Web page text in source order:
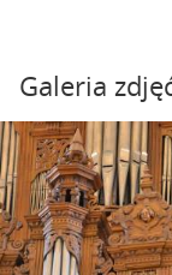
Galeria